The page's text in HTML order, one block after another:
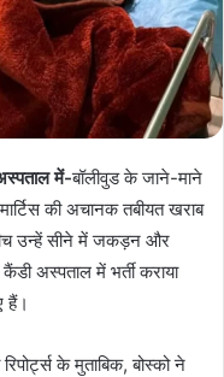
में-बॉलीवुड के जाने-माने
की अचानक तबीयत खराब
उन्हें सीने में जकड़न और
अस्पताल में भर्ती कराया
हैं।
रिपोर्ट्स के मुताबिक, बोस्को ने